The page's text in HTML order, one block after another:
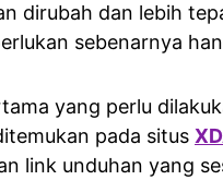
dirubah dan lebih
sebenarnya
yang perlu
pada situs
link unduhan yang